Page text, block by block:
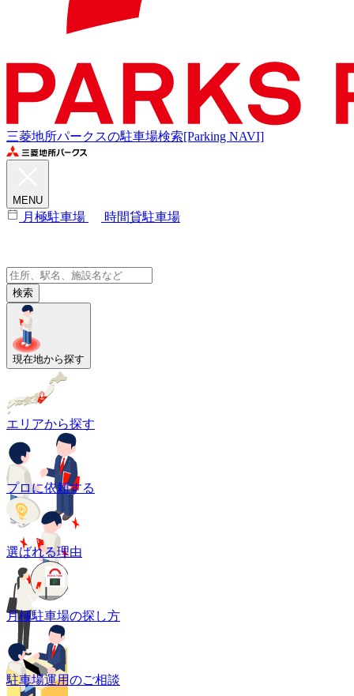
三菱地所パークスの駐車場検索[Parking NAVI]
MENU
月極駐車場 時間貸駐車場
検索
現在地から探す
エリアから探す
プロに依頼する
選ばれる理由
月極駐車場の探し方
駐車場運用のご相談